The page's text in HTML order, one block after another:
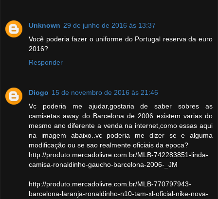
Unknown 29 de junho de 2016 às 13:37
Você poderia fazer o uniforme do Portugal reserva da euro
2016?
Responder
Diogo 15 de novembro de 2016 às 21:46
Vc poderia me ajudar,gostaria de saber sobres as
camisetas away do Barcelona de 2006 existem varias do
mesmo ano diferente a venda na internet,como essas aqui
na imagem abaixo..vc poderia me dizer se e alguma
modificação ou se sao realmente oficiais da epoca?
http://produto.mercadolivre.com.br/MLB-742283851-linda-
camisa-ronaldinho-gaucho-barcelona-2006-_JM
http://produto.mercadolivre.com.br/MLB-770797943-
barcelona-laranja-ronaldinho-n10-tam-xl-oficial-nike-nova-